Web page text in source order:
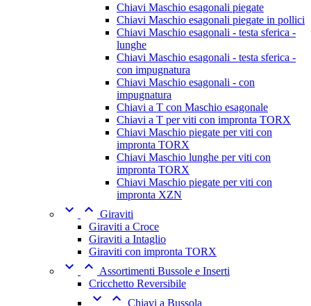
Chiavi Maschio esagonali piegate
Chiavi Maschio esagonali piegate in pollici
Chiavi Maschio esagonali - testa sferica -
lunghe
Chiavi Maschio esagonali - testa sferica -
con impugnatura
Chiavi Maschio esagonali - con
impugnatura
Chiavi a T con Maschio esagonale
Chiavi a T per viti con impronta TORX
Chiavi Maschio piegate per viti con
impronta TORX
Chiavi Maschio lunghe per viti con
impronta TORX
Chiavi Maschio piegate per viti con
impronta XZN
  Giraviti
Giraviti a Croce
Giraviti a Intaglio
Giraviti con impronta TORX
  Assortimenti Bussole e Inserti
Cricchetto Reversibile
  Chiavi a Bussola